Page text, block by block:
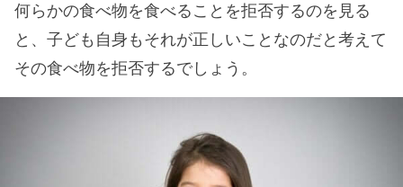
何らかの食べ物を食べることを拒否するのを見る
と、子ども自身もそれが正しいことなのだと考えて
その食べ物を拒否するでしょう。